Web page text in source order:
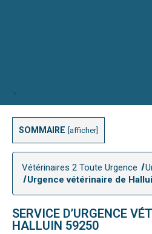
SOMMAIRE afficher
Vétérinaires 2 Toute Urgence
Urgence vétérinaire de
SERVICE D’URGENCE
HALLUIN 59250